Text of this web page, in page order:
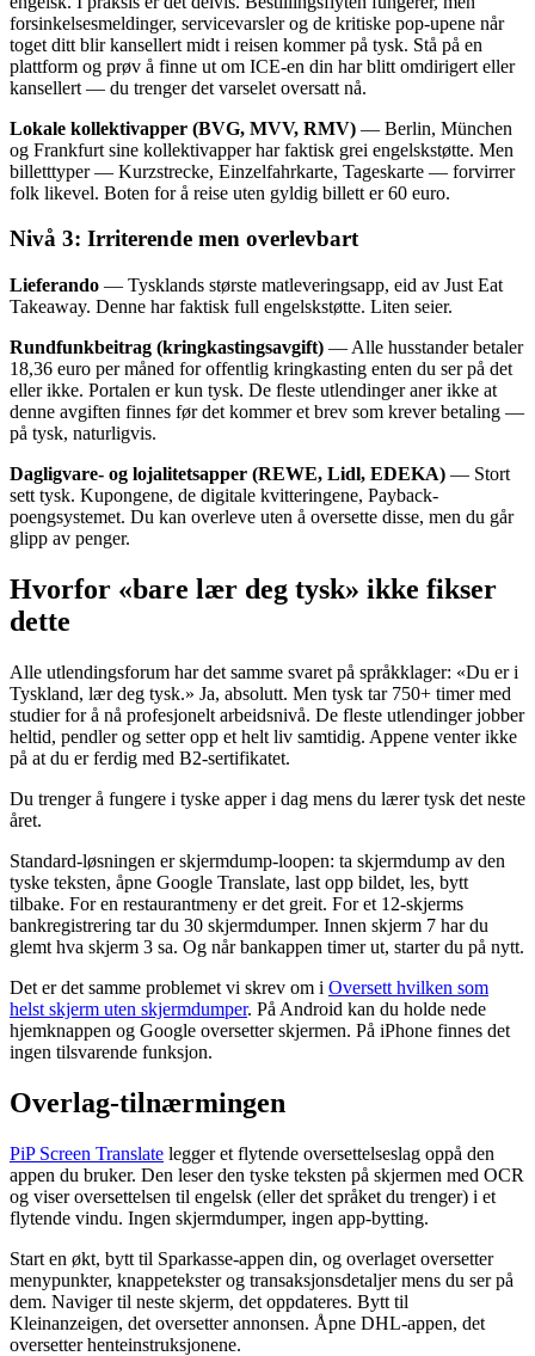
forsinkelsesmeldinger, servicevarsler og de kritiske pop-upene når
toget ditt blir kansellert midt i reisen kommer på tysk. Stå på en
plattform og prøv å finne ut om ICE-en din har blitt omdirigert eller
kansellert — du trenger det varselet oversatt nå.
Lokale kollektivapper (BVG, MVV, RMV) — Berlin, München
og Frankfurt sine kollektivapper har faktisk grei engelskstøtte. Men
billetttyper — Kurzstrecke, Einzelfahrkarte, Tageskarte — forvirrer
folk likevel. Boten for å reise uten gyldig billett er 60 euro.
Nivå 3: Irriterende men overlevbart
Lieferando — Tysklands største matleveringsapp, eid av Just Eat
Takeaway. Denne har faktisk full engelskstøtte. Liten seier.
Rundfunkbeitrag (kringkastingsavgift) — Alle husstander betaler
18,36 euro per måned for offentlig kringkasting enten du ser på det
eller ikke. Portalen er kun tysk. De fleste utlendinger aner ikke at
denne avgiften finnes før det kommer et brev som krever betaling —
på tysk, naturligvis.
Dagligvare- og lojalitetsapper (REWE, Lidl, EDEKA) — Stort
sett tysk. Kupongene, de digitale kvitteringene, Payback-
poengsystemet. Du kan overleve uten å oversette disse, men du går
glipp av penger.
Hvorfor «bare lær deg tysk» ikke fikser
dette
Alle utlendingsforum har det samme svaret på språkklager: «Du er i
Tyskland, lær deg tysk.» Ja, absolutt. Men tysk tar 750+ timer med
studier for å nå profesjonelt arbeidsnivå. De fleste utlendinger jobber
heltid, pendler og setter opp et helt liv samtidig. Appene venter ikke
på at du er ferdig med B2-sertifikatet.
Du trenger å fungere i tyske apper i dag mens du lærer tysk det neste
året.
Standard-løsningen er skjermdump-loopen: ta skjermdump av den
tyske teksten, åpne Google Translate, last opp bildet, les, bytt
tilbake. For en restaurantmeny er det greit. For et 12-skjerms
bankregistrering tar du 30 skjermdumper. Innen skjerm 7 har du
glemt hva skjerm 3 sa. Og når bankappen timer ut, starter du på nytt.
Det er det samme problemet vi skrev om i Oversett hvilken som
helst skjerm uten skjermdumper. På Android kan du holde nede
hjemknappen og Google oversetter skjermen. På iPhone finnes det
ingen tilsvarende funksjon.
Overlag-tilnærmingen
PiP Screen Translate legger et flytende oversettelseslag oppå den
appen du bruker. Den leser den tyske teksten på skjermen med OCR
og viser oversettelsen til engelsk (eller det språket du trenger) i et
flytende vindu. Ingen skjermdumper, ingen app-bytting.
Start en økt, bytt til Sparkasse-appen din, og overlaget oversetter
menypunkter, knappetekster og transaksjonsdetaljer mens du ser på
dem. Naviger til neste skjerm, det oppdateres. Bytt til
Kleinanzeigen, det oversetter annonsen. Åpne DHL-appen, det
oversetter henteinstruksjonene.